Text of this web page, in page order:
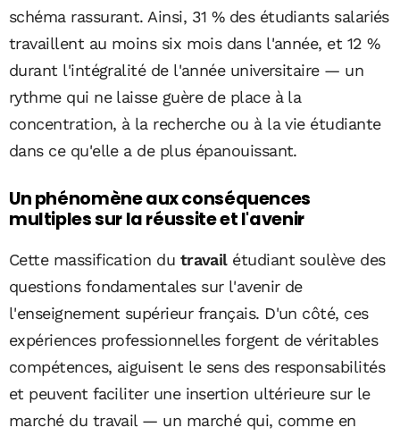
schéma rassurant. Ainsi, 31 % des étudiants salariés
travaillent au moins six mois dans l'année, et 12 %
durant l'intégralité de l'année universitaire — un
rythme qui ne laisse guère de place à la
concentration, à la recherche ou à la vie étudiante
dans ce qu'elle a de plus épanouissant.
Un phénomène aux conséquences
multiples sur la réussite et l'avenir
Cette massification du travailétudiant soulève des
questions fondamentales sur l'avenir de
l'enseignement supérieur français. D'un côté, ces
expériences professionnelles forgent de véritables
compétences, aiguisent le sens des responsabilités
et peuvent faciliter une insertion ultérieure sur le
marché du travail — un marché qui, comme en